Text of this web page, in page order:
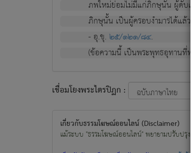
ภพใหม่ย่อมไม่มีแก่ภิกษุนั้น ผู้ดับ
ภิกษุนั้น เป็นผู้ครอบงำมารได้แล้
- อุ.ขุ.๒๕/๑๒๑/๘๔.
(ข้อความนี้ เป็นพระพุทธอุทานที่ท
เชื่อมโยงพระไตรปิฏก :
เกี่ยวกับธรรมโฆษณ์ออนไลน์ (Disclaimer)
แม้ระบบ "ธรรมโฆษณ์ออนไลน์" พยายามปรับปรุ